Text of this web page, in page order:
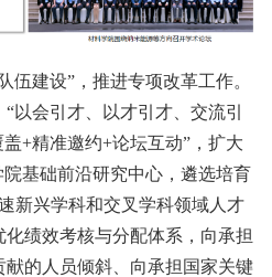
伍建设”，推进专项改革工作。
以会引才、以才引才、交流引
+精准邀约+论坛互动”，扩大
基础前沿研究中心，遴选培育
新兴学科和交叉学科领域人才
绩效考核与分配体系，向承担
的人员倾斜、向承担国家关键